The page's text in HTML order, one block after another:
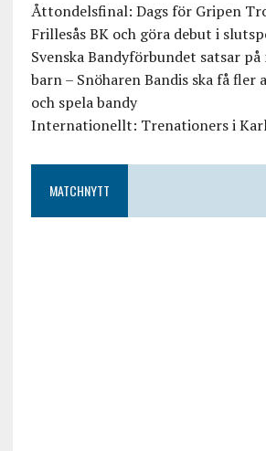
Åttondelsfinal: Dags för Gripen
Frillesås BK och göra debut i
Svenska Bandyförbundet satsar
barn – Snöharen Bandis ska få fler
och spela bandy
Internationellt: Trenationers i
MATCHNYTT